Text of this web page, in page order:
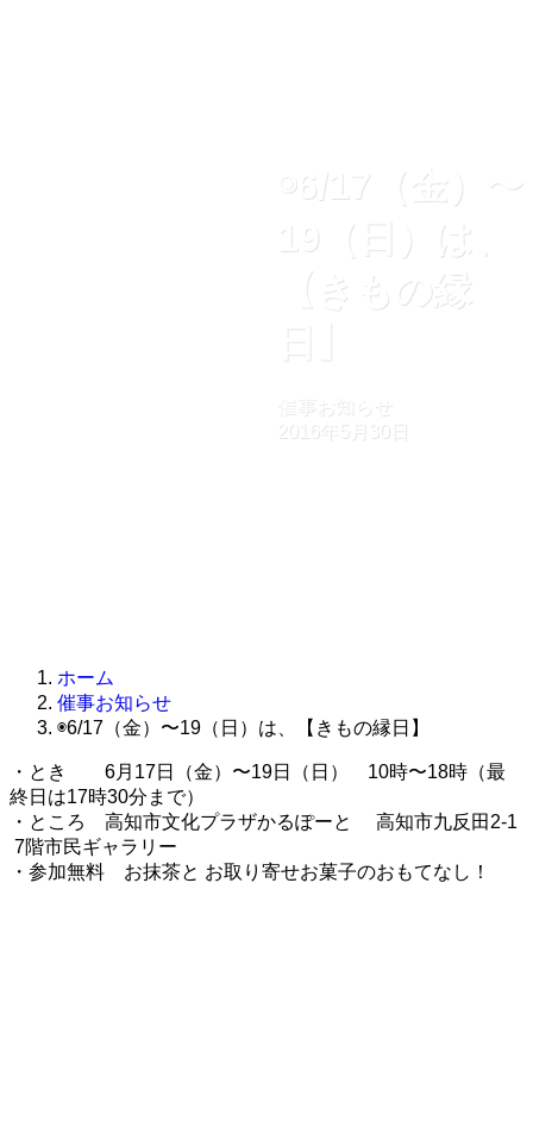
◉6/17（金）〜
19（日）は、
【きもの縁
催事お知らせ
2016年5月30日
ホーム
催事お知らせ
◉6/17（金）〜19（日）は、【きもの縁日】
・とき 6月17日（金）〜19日（日） 10時〜18時（最
終日は17時30分まで）
・ところ 高知市文化プラザかるぽーと 高知市九反田2-1
7階市民ギャラリー
・参加無料 お抹茶と お取り寄せお菓子のおもてなし！